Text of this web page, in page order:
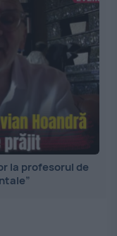
la profesorul de